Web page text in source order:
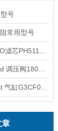
号
常用型号
章